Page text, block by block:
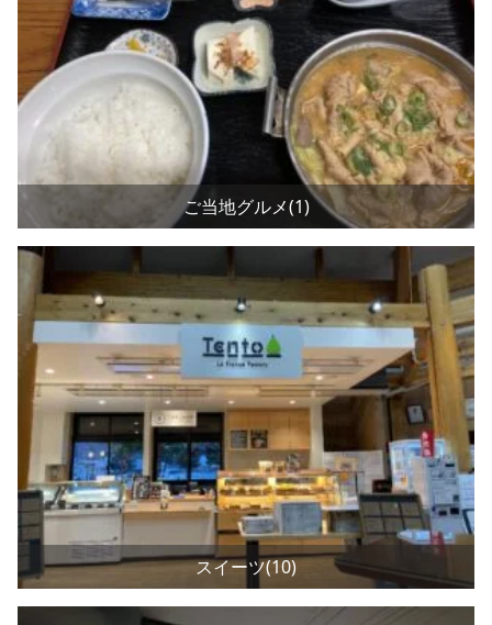
ご当地グルメ(1)
スイーツ(10)